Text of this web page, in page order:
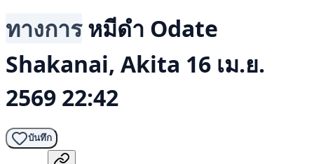
ทางการ หมีดำ Odate
Shakanai, Akita 16 เม.ย.
2569 22:42
บันทึก